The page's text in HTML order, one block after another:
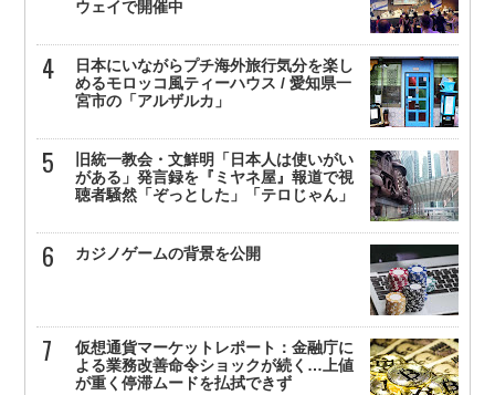
ウェイで開催中
日本にいながらプチ海外旅行気分を楽し
めるモロッコ風ティーハウス / 愛知県一
宮市の「アルザルカ」
旧統一教会・文鮮明「日本人は使いがい
がある」発言録を『ミヤネ屋』報道で視
聴者騒然「ぞっとした」「テロじゃん」
カジノゲームの背景を公開
仮想通貨マーケットレポート：金融庁に
よる業務改善命令ショックが続く…上値
が重く停滞ムードを払拭できず